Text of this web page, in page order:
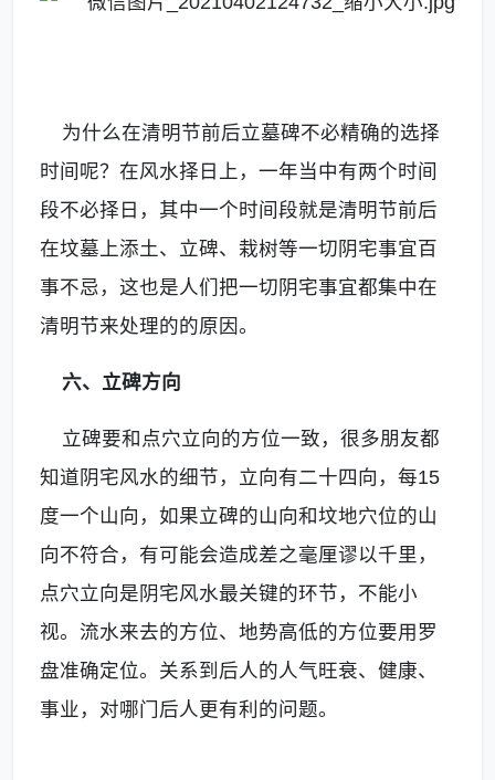
为什么在清明节前后立墓碑不必精确的选择
时间呢？在风水择日上，一年当中有两个时间
段不必择日，其中一个时间段就是清明节前后
在坟墓上添土、立碑、栽树等一切阴宅事宜百
事不忌，这也是人们把一切阴宅事宜都集中在
清明节来处理的的原因。
六、立碑方向
立碑要和点穴立向的方位一致，很多朋友都
知道阴宅风水的细节，立向有二十四向，每15
度一个山向，如果立碑的山向和坟地穴位的山
向不符合，有可能会造成差之毫厘谬以千里，
点穴立向是阴宅风水最关键的环节，不能小
视。流水来去的方位、地势高低的方位要用罗
盘准确定位。关系到后人的人气旺衰、健康、
事业，对哪门后人更有利的问题。